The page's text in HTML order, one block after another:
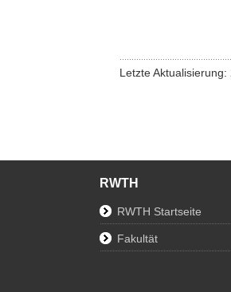
Letzte
RWTH
RWTH Startseite
Fakultät